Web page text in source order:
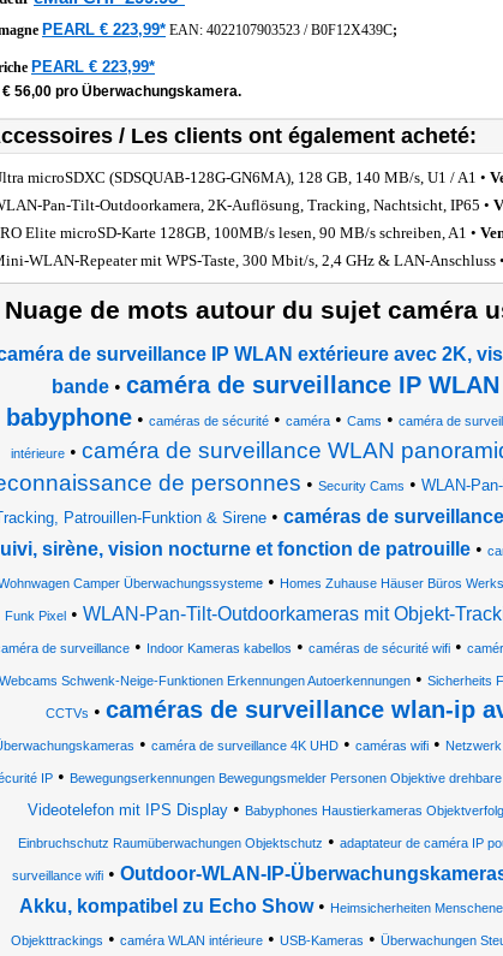
PEARL € 223,99* EAN: 4022107903523 /B0F12X439C;
PEARL € 223,99*
€ 56,00 pro Überwachungskamera.
/ Les clients ont également acheté:
microSDXC (SDSQUAB-128G-GN6MA), 128 GB, 140 MB/s, U1 / A1 •
Pan-Tilt-Outdoorkamera, 2K-Auflösung, Tracking, Nachtsicht, IP65 •
Elite microSD-Karte 128GB, 100MB/s lesen, 90 MB/s schreiben, A1 •
WLAN-Repeater mit WPS-Taste, 300 Mbit/s, 2,4 GHz & LAN-Anschluss •
Nuage de mots autour du sujet caméra
de surveillance IP WLAN extérieure avec 2K,
bande • caméra de surveillance IP
babyphone• caméras de sécurité• caméra• Cams • caméra de
intérieure• caméra de surveillance WLAN
de personnes • Security Cams • WLAN-
Patrouillen-Funktion & Sirene• caméras de
sirène, vision nocturne et fonction de patrouille•
Camper Überwachungssysteme• Homes Zuhause Häuser Büros
Funk Pixel• WLAN-Pan-Tilt-Outdoorkameras mit Objekt-
de surveillance• Indoor Kameras kabellos • caméras de sécurité wifi•
Webcams Schwenk-Neige-Funktionen Erkennungen Autoerkennungen • Sicherheits
CCTVs • caméras de surveillance wlan-ip
• caméra de surveillance 4K UHD • caméras wifi •
IP • Bewegungserkennungen Bewegungsmelder Personen Objektive
Videotelefon mit IPS Display • Babyphones Haustierkameras
Einbruchschutz Raumüberwachungen Objektschutz • adaptateur de caméra IP
surveillance wifi • Outdoor-WLAN-IP-
Akku, kompatibel zu Echo Show• Heimsicherheiten
Objekttrackings • caméra WLAN intérieure • USB-Kameras • Überwachungen